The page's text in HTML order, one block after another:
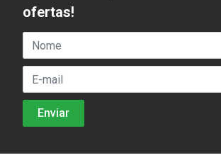
ofertas!